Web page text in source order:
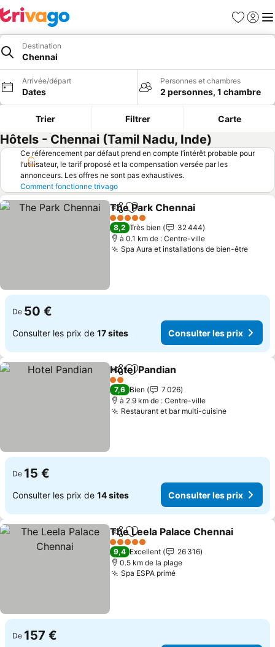
Favoris
Se
Destination
Chennai
Arrivée/départ
Dates
Personnes et chambres
2 personnes, 1 chambre
Trier Filtrer Carte
Hôtels - Chennai (Tamil Nadu, Inde)
Ce référencement par défaut prend en compte l’intérêt probable pour
l’utilisateur, le tarif proposé et la compensation versée par les
annonceurs. Les offres ne sont pas exhaustives.
Comment fonctionne trivago
PartagerAjouter à mes favoris
The Park Chennai
5 Étoiles
8,2 Très bien
32 444
à 0.1 km de : Centre-ville
Spa Aura et installations de bien-être
De 50 €
Consulter les prix de 17 sites Consulter les prix
PartagerAjouter à mes favoris
Hotel Pandian
2 Étoiles
7,6 Bien
7 026
à 2.9 km de : Centre-ville
Restaurant et bar multi-cuisineConsulter
De 15 €
Consulter les prix de 14 sites Consulter les prix
PartagerAjouter à mes favoris
The Leela Palace Chennai
5 Étoiles
9,4 Excellent
26 316
0.5 km de la plage
Spa ESPA priméConsulter les prix
De 157 €